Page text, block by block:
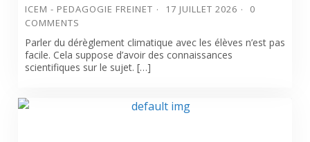
ICEM - PEDAGOGIE FREINET 17 JUILLET 2026
0
COMMENTS
Parler du dérèglement climatique avec les élèves n’est pas
facile. Cela suppose d’avoir des connaissances
scientifiques sur le sujet. […]